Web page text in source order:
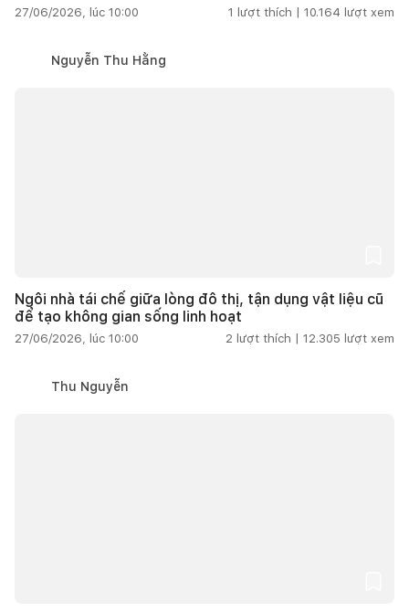
27/06/2026, lúc 10:00 1 lượt thích | 10.164 lượt xem
Nguyễn Thu Hằng
Ngôi nhà tái chế giữa lòng đô thị, tận dụng vật liệu cũ
để tạo không gian sống linh hoạt
27/06/2026, lúc 10:00 2 lượt thích | 12.305 lượt xem
Thu Nguyễn